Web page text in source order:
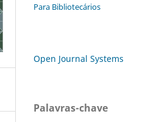
Para Bibliotecários
Open Journal Systems
Palavras-chave